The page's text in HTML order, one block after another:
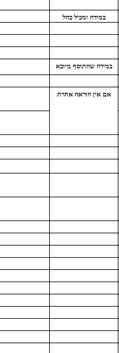
במידה ומכיל כהל
במידה שהתוסף מיובא
אם אין הוראה אחרת